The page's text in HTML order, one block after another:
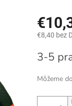
€8,40 bez
cena:
3-5
Môžeme